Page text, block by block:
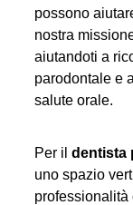
possono
nostra
aiutandoti a
parodontale e
salute orale.
Per ildentista
uno spazio
professionalità